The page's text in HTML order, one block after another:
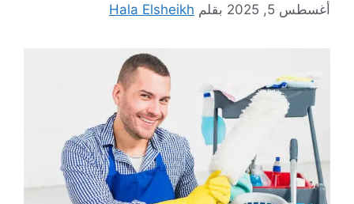
أغسطس 5, 2025 بقلم Hala Elsheikh